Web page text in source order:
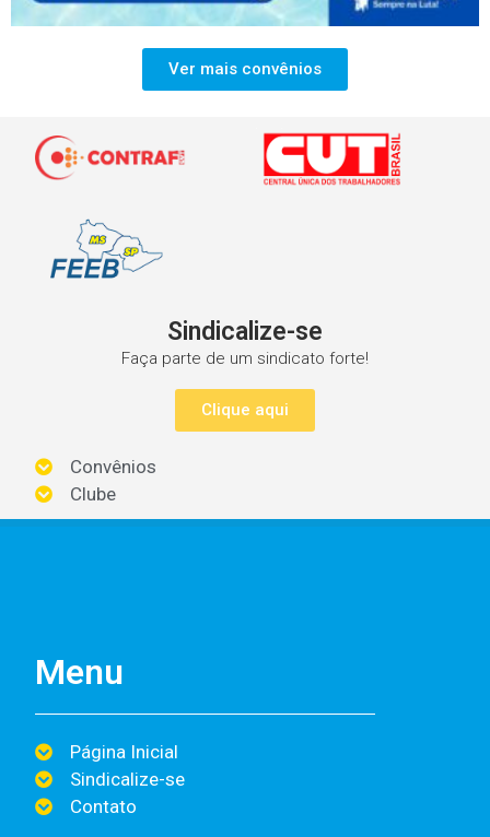
Ver mais convênios
Sindicalize-se
Faça parte de um sindicato forte!
Clique aqui
Convênios
Clube
Menu
Página Inicial
Sindicalize-se
Contato